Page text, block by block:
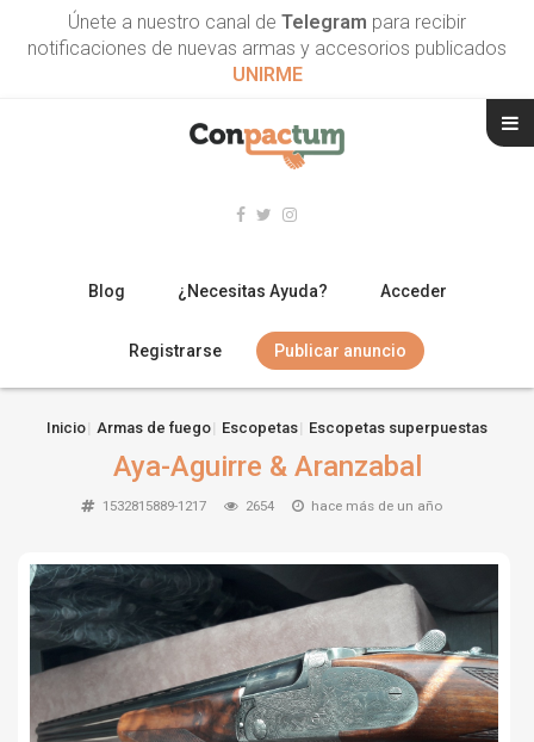
Únete a nuestro canal de Telegram para recibir
notificaciones de nuevas armas y accesorios publicados
UNIRME
Blog ¿Necesitas Ayuda? Acceder
Registrarse Publicar anuncio
ESCOPETAS
ARMAS CORTAS
TIRO Y COMPETICIÓN
AIRE COMPRIMIDO
OTRAS ARMAS
ACCESORIOS
Inicio Armas de fuego Escopetas Escopetas superpuestas
Aya-Aguirre & Aranzabal
1532815889-1217 2654 hace más de un año